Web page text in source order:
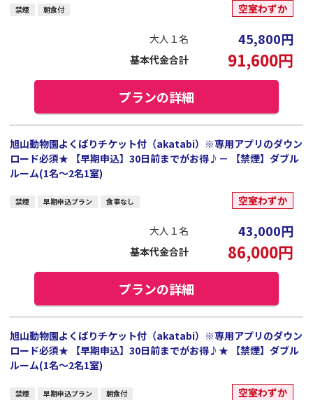
禁煙 朝食付 空室わずか
大人１名 45,800円
基本代金合計 91,600円
プランの詳細
旭山動物園よくばりチケット付（akatabi）※専用アプリのダウン
ロード必須★ 【早期申込】30日前までがお得♪－ 【禁煙】ダブル
ルーム(1名～2名1室)
禁煙 早期申込プラン 食事なし 空室わずか
大人１名 43,000円
基本代金合計 86,000円
プランの詳細
旭山動物園よくばりチケット付（akatabi）※専用アプリのダウン
ロード必須★ 【早期申込】30日前までがお得♪★ 【禁煙】ダブル
ルーム(1名～2名1室)
禁煙 早期申込プラン 朝食付 空室わずか